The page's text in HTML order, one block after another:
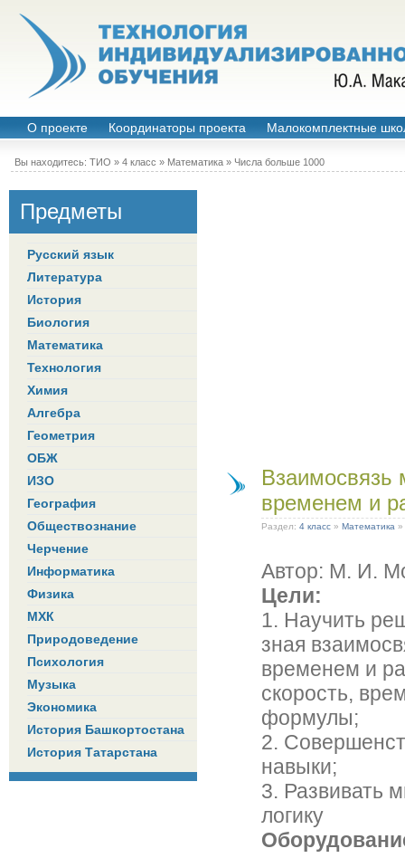
О проекте Координаторы проекта Малокомплектные
Вы находитесь: ТИО » 4 класс » Математика » Числа больше 1000
Предметы
Русский язык
Литература
История
Биология
Математика
Технология
Химия
Алгебра
Геометрия
ОБЖ
ИЗО
География
Обществознание
Черчение
Информатика
Физика
МХК
Природоведение
Психология
Музыка
Экономика
История Башкортостана
История Татарстана
Взаимосвязь
временем и
Раздел: 4 класс » Математика »
Автор: М. И.
Цели:
1. Научить
зная
временем и
скорость,
формулы;
2.
навыки;
3. Развивать
логику